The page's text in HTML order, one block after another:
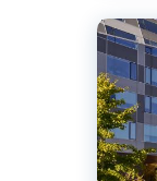
Вена,